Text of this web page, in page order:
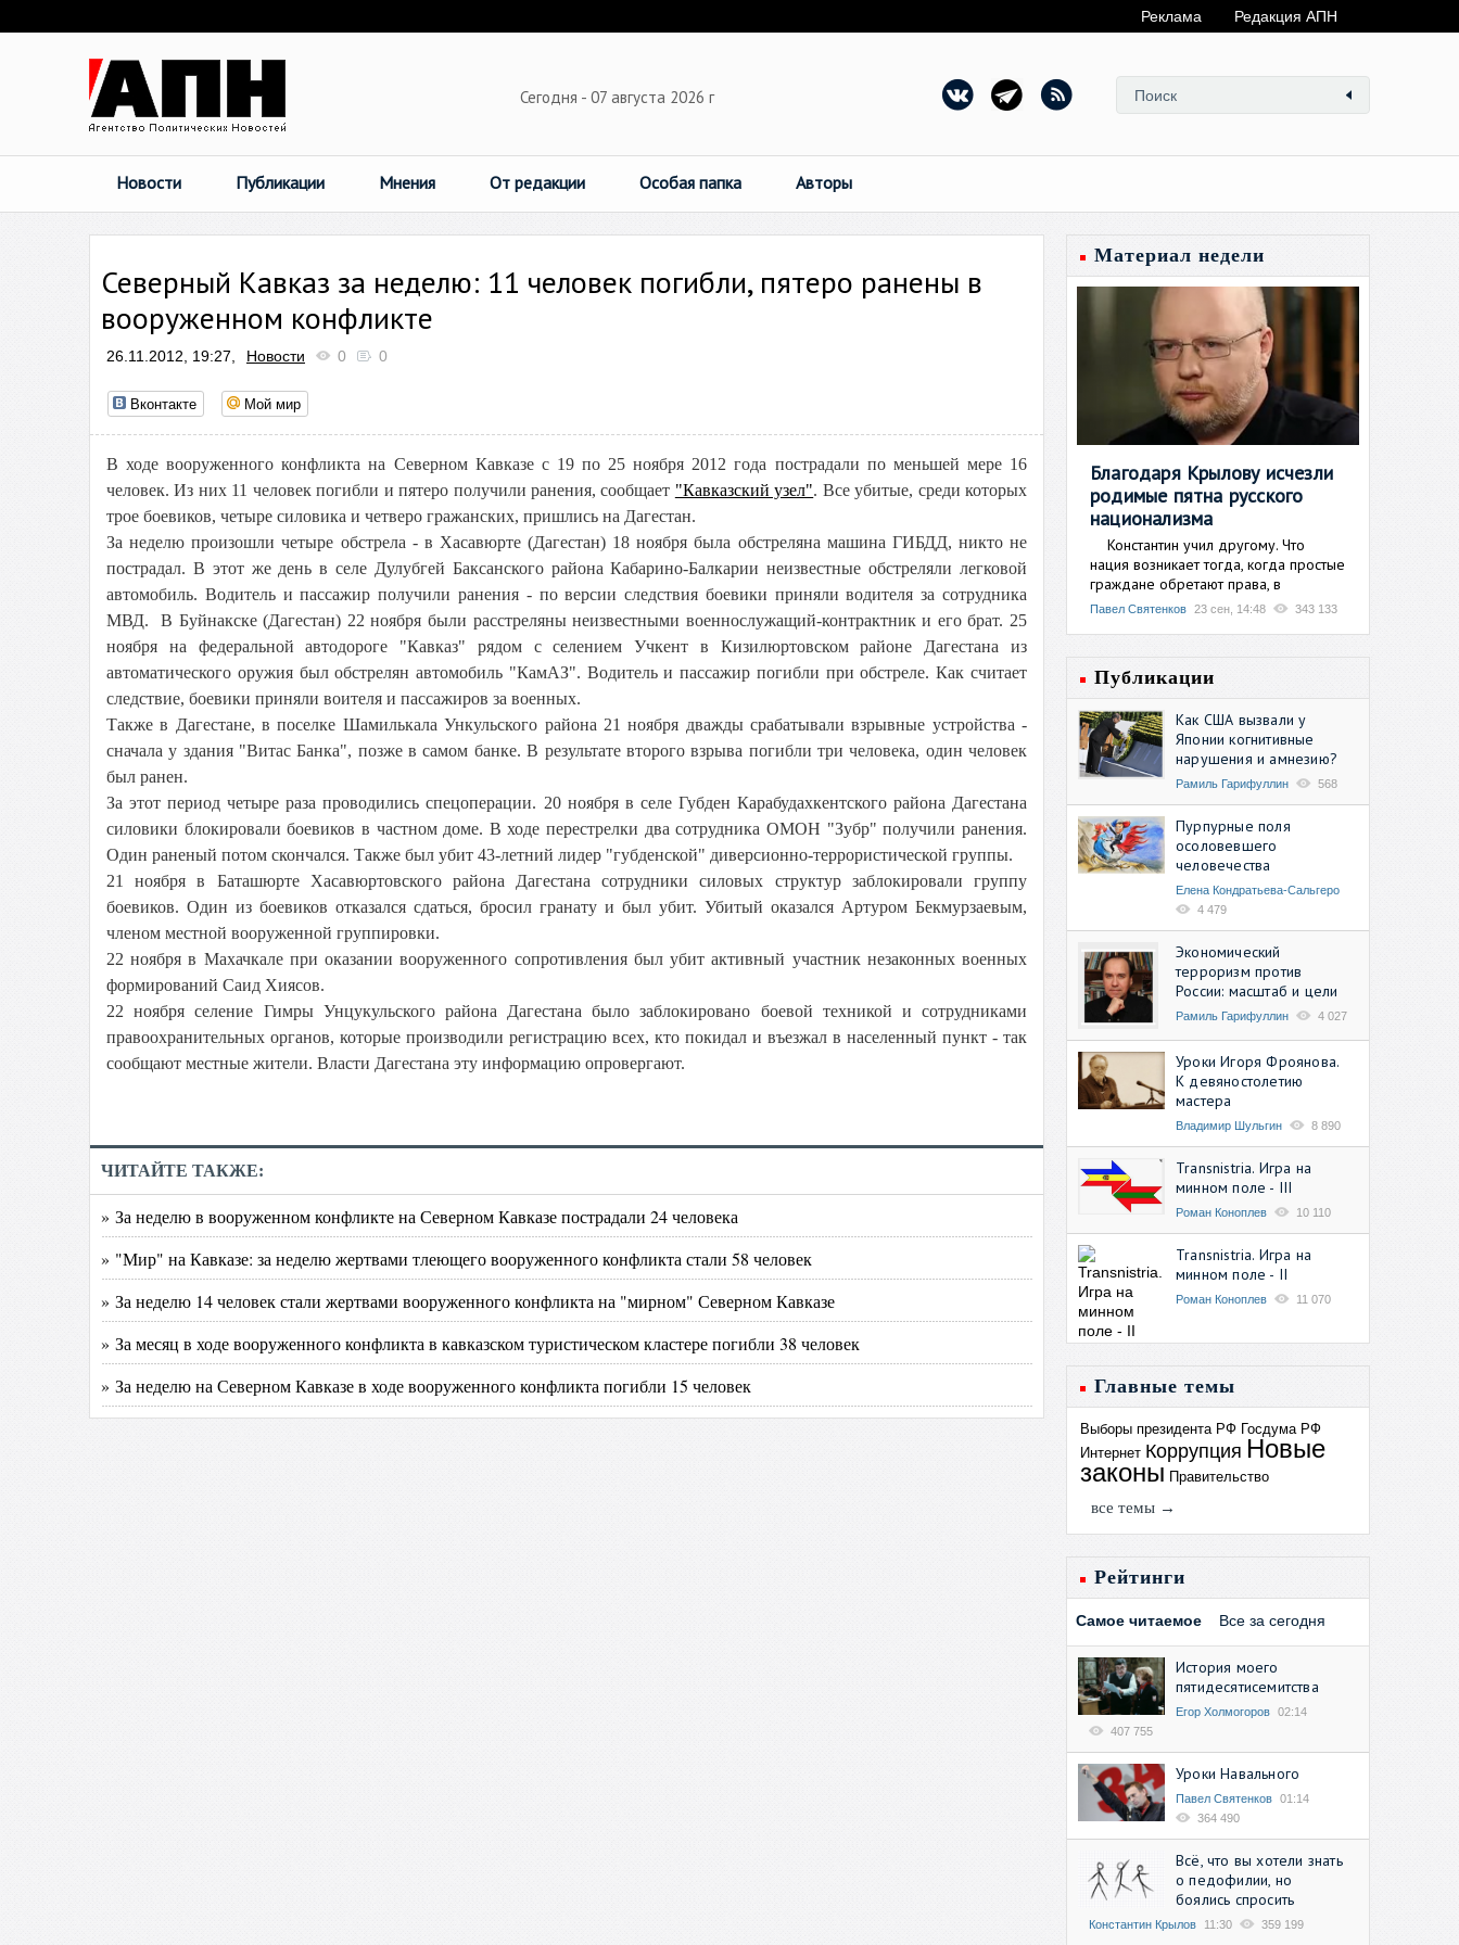
Реклама Редакция АПН
Сегодня - 07 августа 2026 г
Новости Публикации Мнения От редакции Особая папка Авторы
Северный Кавказ за неделю: 11 человек погибли, пятеро ранены в
вооруженном конфликте
26.11.2012, 19:27, Новости 0 0
Вконтакте Мой мир
В ходе вооруженного конфликта на Северном Кавказе с 19 по 25 ноября 2012 года пострадали по меньшей мере 16
человек. Из них 11 человек погибли и пятеро получили ранения, сообщает "Кавказский узел". Все убитые, среди которых
трое боевиков, четыре силовика и четверо гражанских, пришлись на Дагестан.
За неделю произошли четыре обстрела - в Хасавюрте (Дагестан) 18 ноября была обстреляна машина ГИБДД, никто не
пострадал. В этот же день в селе Дулубгей Баксанского района Кабарино-Балкарии неизвестные обстреляли легковой
автомобиль. Водитель и пассажир получили ранения - по версии следствия боевики приняли водителя за сотрудника
МВД. В Буйнакске (Дагестан) 22 ноября были расстреляны неизвестными военнослужащий-контрактник и его брат. 25
ноября на федеральной автодороге "Кавказ" рядом с селением Учкент в Кизилюртовском районе Дагестана из
автоматического оружия был обстрелян автомобиль "КамАЗ". Водитель и пассажир погибли при обстреле. Как считает
следствие, боевики приняли воителя и пассажиров за военных.
Также в Дагестане, в поселке Шамилькала Ункульского района 21 ноября дважды срабатывали взрывные устройства -
сначала у здания "Витас Банка", позже в самом банке. В результате второго взрыва погибли три человека, один человек
был ранен.
За этот период четыре раза проводились спецоперации. 20 ноября в селе Губден Карабудахкентского района Дагестана
силовики блокировали боевиков в частном доме. В ходе перестрелки два сотрудника ОМОН "Зубр" получили ранения.
Один раненый потом скончался. Также был убит 43-летний лидер "губденской" диверсионно-террористической группы.
21 ноября в Баташюрте Хасавюртовского района Дагестана сотрудники силовых структур заблокировали группу
боевиков. Один из боевиков отказался сдаться, бросил гранату и был убит. Убитый оказался Артуром Бекмурзаевым,
членом местной вооруженной группировки.
22 ноября в Махачкале при оказании вооруженного сопротивления был убит активный участник незаконных военных
формирований Саид Хиясов.
22 ноября селение Гимры Унцукульского района Дагестана было заблокировано боевой техникой и сотрудниками
правоохранительных органов, которые производили регистрацию всех, кто покидал и въезжал в населенный пункт - так
сообщают местные жители. Власти Дагестана эту информацию опровергают.
ЧИТАЙТЕ ТАКЖЕ:
» За неделю в вооруженном конфликте на Северном Кавказе пострадали 24 человека
» "Мир" на Кавказе: за неделю жертвами тлеющего вооруженного конфликта стали 58 человек
» За неделю 14 человек стали жертвами вооруженного конфликта на "мирном" Северном Кавказе
» За месяц в ходе вооруженного конфликта в кавказском туристическом кластере погибли 38 человек
» За неделю на Северном Кавказе в ходе вооруженного конфликта погибли 15 человек
Материал недели
Благодаря Крылову исчезли
родимые пятна русского
национализма
Константин учил другому. Что
нация возникает тогда, когда простые
граждане обретают права, в
Павел Святенков 23 сен, 14:48 343 133
Публикации
Как США вызвали у
Японии когнитивные
нарушения и амнезию?
Рамиль Гарифуллин 568
Пурпурные поля
осоловевшего
человечества
Елена Кондратьева-Сальгеро
4 479
Экономический
терроризм против
России: масштаб и цели
Рамиль Гарифуллин 4 027
Уроки Игоря Фроянова.
К девяностолетию
мастера
Владимир Шульгин 8 890
Transnistria. Игра на
минном поле - III
Роман Коноплев 10 110
Transnistria. Игра на
минном поле - II
Роман Коноплев 11 070
Главные темы
Выборы президента РФ Госдума РФ
Интернет Коррупция Новые
законы Правительство
все темы →
Рейтинги
Самое читаемое Все за сегодня
История моего
пятидесятисемитства
Егор Холмогоров 02:14
407 755
Уроки Навального
Павел Святенков 01:14
364 490
Всё, что вы хотели знать
о педофилии, но
боялись спросить
Константин Крылов 11:30 359 199